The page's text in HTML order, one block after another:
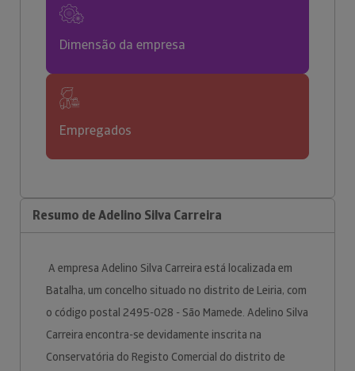
Dimensão da empresa
Empregados
Resumo de Adelino Silva Carreira
A empresa Adelino Silva Carreira está localizada em
Batalha, um concelho situado no distrito de Leiria, com
o código postal 2495-028 - São Mamede. Adelino Silva
Carreira encontra-se devidamente inscrita na
Conservatória do Registo Comercial do distrito de